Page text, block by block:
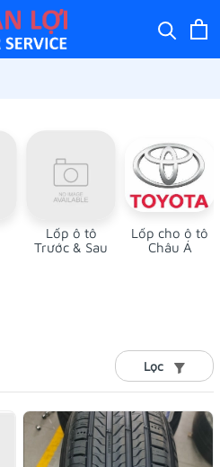
Lốp ô tô
Trước & Sau
Lốp cho ô tô
Châu Á
Lọc